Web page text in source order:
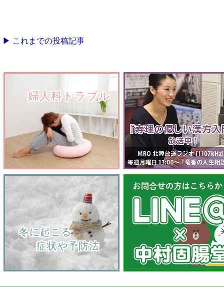
▶ これまでの投稿記事
婦人科トラブル
    冬に起こる
         症状や予防法